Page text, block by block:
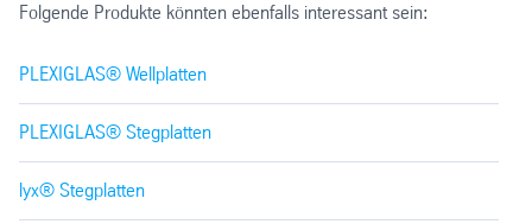
Folgende Produkte könnten ebenfalls interessant sein:
PLEXIGLAS® Wellplatten
PLEXIGLAS® Stegplatten
lyx® Stegplatten